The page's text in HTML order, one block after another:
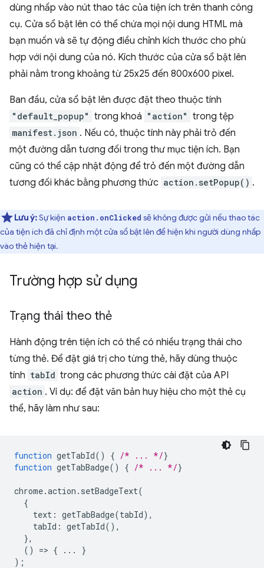
dùng nhấp vào nút thao tác của tiện ích trên thanh công
cụ. Cửa sổ bật lên có thể chứa mọi nội dung HTML mà
bạn muốn và sẽ tự động điều chỉnh kích thước cho phù
hợp với nội dung của nó. Kích thước của cửa sổ bật lên
phải nằm trong khoảng từ 25x25 đến 800x600 pixel.
Ban đầu, cửa sổ bật lên được đặt theo thuộc tính
"default_popup" trong khoá "action" trong tệp
manifest.json . Nếu có, thuộc tính này phải trỏ đến
một đường dẫn tương đối trong thư mục tiện ích. Bạn
cũng có thể cập nhật động để trỏ đến một đường dẫn
tương đối khác bằng phương thức action.setPopup() .
Lưu ý:Sự kiện action.onClicked sẽ không được gửi nếu thao tác
của tiện ích đã chỉ định một cửa sổ bật lên để hiện khi người dùng nhấp
vào thẻ hiện tại.
Trường hợp sử dụng
Trạng thái theo thẻ
Hành động trên tiện ích có thể có nhiều trạng thái cho
từng thẻ. Để đặt giá trị cho từng thẻ, hãy dùng thuộc
tính tabId trong các phương thức cài đặt của API
action . Ví dụ: để đặt văn bản huy hiệu cho một thẻ cụ
thể, hãy làm như sau:
function getTabId() { /* ... */}
function getTabBadge() { /* ... */}
chrome.action . setBadgeText(
{
text : getTabBadge(tabId),
tabId : getTabId(),
},
()
=> { ...
}
);